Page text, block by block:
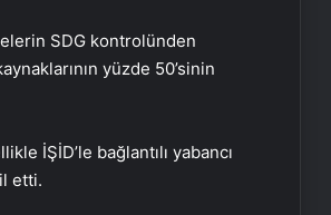
SDG kontrolünden
yüzde 50’sinin
İŞİD’le bağlantılı yabancı
etti.